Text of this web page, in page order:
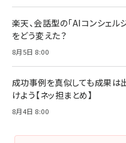
楽天、会話型の「AIコンシェ
をどう変えた？
8月5日 8:00
成功事例を真似しても成果は
けよう【ネッ担まとめ】
8月4日 8:00